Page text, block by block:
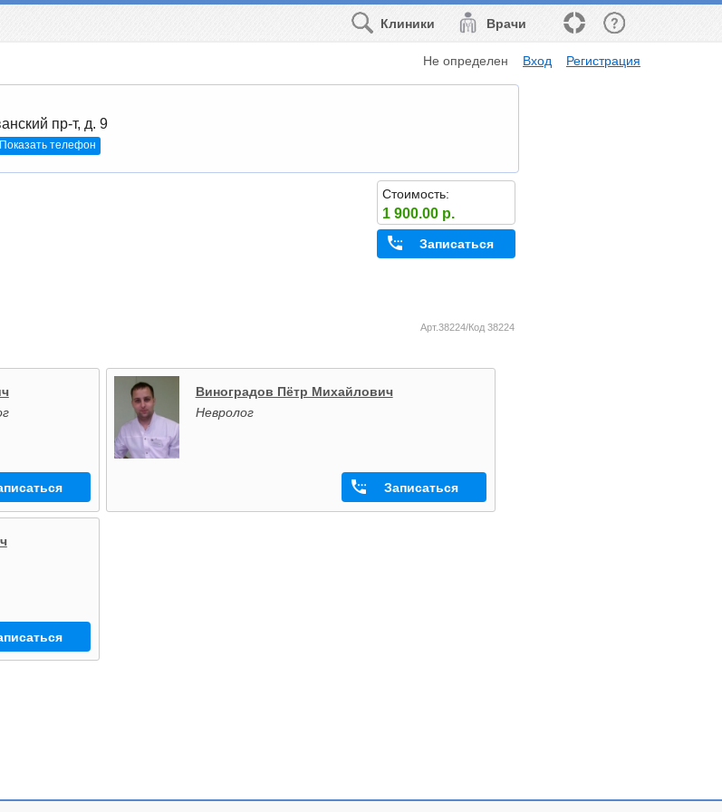
Врачи
Клиники
Не определен Вход Регистрация
пр-т, д. 9
Показать телефон
Стоимость:
1 900.00 р.
Записаться
Арт.38224/Код 38224
Виноградов Пётр Михайлович
Невролог
Записаться